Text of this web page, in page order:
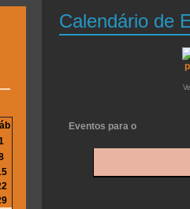
Calendário de
Eventos para o